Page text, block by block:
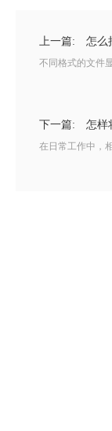
上一篇: 怎么
不同格式的文件
下一篇: 怎样
在日常工作中，